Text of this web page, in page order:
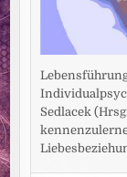
Sedlacek